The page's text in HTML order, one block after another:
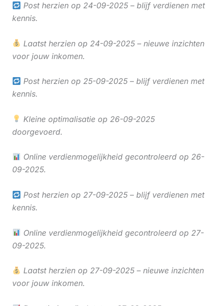
Post herzien op 24-09-2025 – blijf verdienen met
kennis.
Laatst herzien op 24-09-2025 – nieuwe inzichten
voor jouw inkomen.
Post herzien op 25-09-2025 – blijf verdienen met
kennis.
Kleine optimalisatie op 26-09-2025
doorgevoerd.
Online verdienmogelijkheid gecontroleerd op 26-
09-2025.
Post herzien op 27-09-2025 – blijf verdienen met
kennis.
Online verdienmogelijkheid gecontroleerd op 27-
09-2025.
Laatst herzien op 27-09-2025 – nieuwe inzichten
voor jouw inkomen.